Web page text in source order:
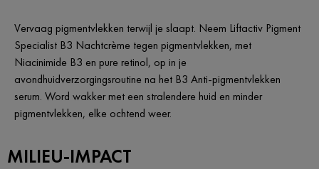
Vervaag pigmentvlekken​ terwijl je slaapt. Neem Liftactiv Pigment
Specialist B3 Nachtcrème tegen pigmentvlekken, met
Niacinimide B3 en pure retinol, op in je
avondhuidverzorgingsroutine na het B3 Anti-pigmentvlekken
serum. Word wakker met een stralendere huid en minder
pigmentvlekken, elke ochtend weer.
MILIEU-IMPACT